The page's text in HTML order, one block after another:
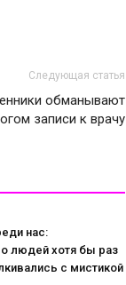
Следующая статья
обманывают
записи к врачу
нас:
людей хотя бы раз
с мистикой